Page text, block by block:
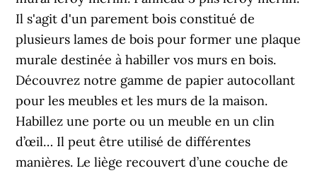
Il s'agit d'un parement bois constitué de
plusieurs lames de bois pour former une plaque
murale destinée à habiller vos murs en bois.
Découvrez notre gamme de papier autocollant
pour les meubles et les murs de la maison.
Habillez une porte ou un meuble en un clin
d’œil… Il peut être utilisé de différentes
manières. Le liège recouvert d’une couche de